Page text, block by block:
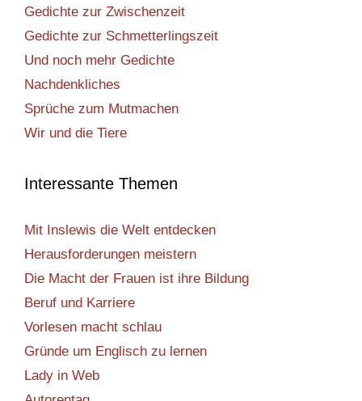
Gedichte zur Zwischenzeit
Gedichte zur Schmetterlingszeit
Und noch mehr Gedichte
Nachdenkliches
Sprüche zum Mutmachen
Wir und die Tiere
Interessante Themen
Mit Inslewis die Welt entdecken
Herausforderungen meistern
Die Macht der Frauen ist ihre Bildung
Beruf und Karriere
Vorlesen macht schlau
Gründe um Englisch zu lernen
Lady in Web